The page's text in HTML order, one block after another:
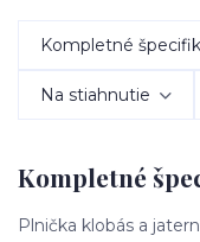
Kompletné
Na stiahnutie
Kompletné
Plnička klobás a